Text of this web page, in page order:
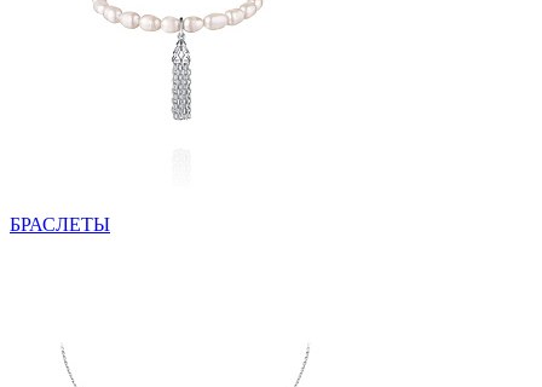
БРАСЛЕТЫ